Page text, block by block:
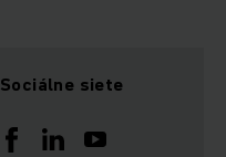
Sociálne siete